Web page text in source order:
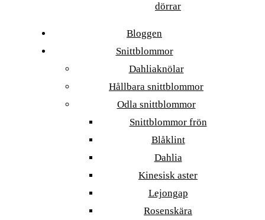
dörrar
Bloggen
Snittblommor
Dahliaknölar
Hållbara snittblommor
Odla snittblommor
Snittblommor frön
Blåklint
Dahlia
Kinesisk aster
Lejongap
Rosenskära